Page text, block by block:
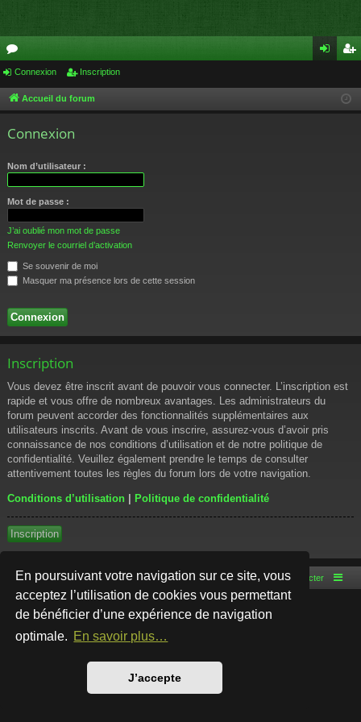
En poursuivant votre navigation sur ce site, vous
acceptez l’utilisation de cookies vous permettant
de bénéficier d’une expérience de navigation
optimale. En savoir plus…
J’accepte
or
u cri
Connexion Inscription
Accueil du forum
Connexion
Nom d’utilisateur :
Mot de passe :
J’ai oublié mon mot de passe
Renvoyer le courriel d’activation
Se souvenir de moi
Masquer ma présence lors de cette session
Inscription
Vous devez être inscrit avant de pouvoir vous connecter. L’inscription est
rapide et vous offre de nombreux avantages. Les administrateurs du
forum peuvent accorder des fonctionnalités supplémentaires aux
utilisateurs inscrits. Avant de vous inscrire, assurez-vous d’avoir pris
connaissance de nos conditions d’utilisation et de notre politique de
confidentialité. Veuillez également prendre le temps de consulter
attentivement toutes les règles du forum lors de votre navigation.
Conditions d’utilisation | Politique de confidentialité
Inscription
Accueil du forum Nous contacter
Développé parphpBB® Forum Software © phpBB Limited
Style par
Traduction française officielle